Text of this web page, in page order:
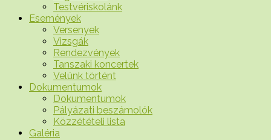
Testvériskolánk
Események
Versenyek
Vizsgák
Rendezvények
Tanszaki koncertek
Velünk történt
Dokumentumok
Dokumentumok
Pályázati beszámolók
Közzétételi lista
Galéria